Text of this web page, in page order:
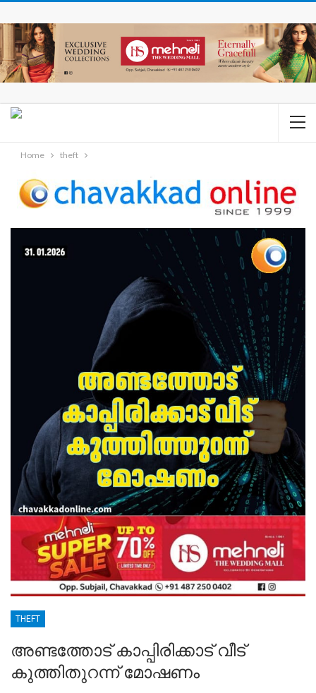
Home theft
THEFT
അണ്ടത്തോട് കാപ്പിരിക്കാട് വീട്
കുത്തിതുറന്ന് മോഷണം